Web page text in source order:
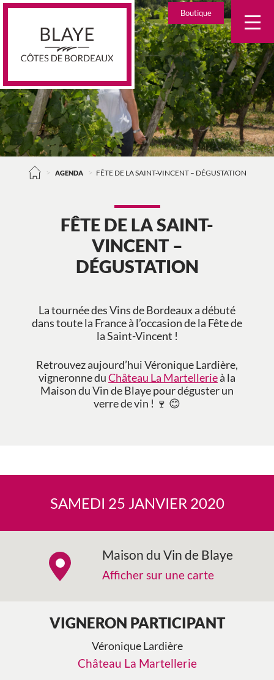
Skip
Boutique
> AGENDA > FÊTE DE LA SAINT-VINCENT – DÉGUSTATION
FÊTE DE LA SAINT-
VINCENT –
DÉGUSTATION
La tournée des Vins de Bordeaux a débuté
dans toute la France à l’occasion de la Fête de
la Saint-Vincent !
Retrouvez aujourd’hui Véronique Lardière,
vigneronne duChâteau La Martellerieà la
Maison du Vin de Blaye pour déguster un
verre de vin ! 🍷 😊
SAMEDI 25 JANVIER 2020
Maison du Vin de Blaye
Afficher sur une carte
VIGNERON PARTICIPANT
Véronique Lardière
Château La Martellerie